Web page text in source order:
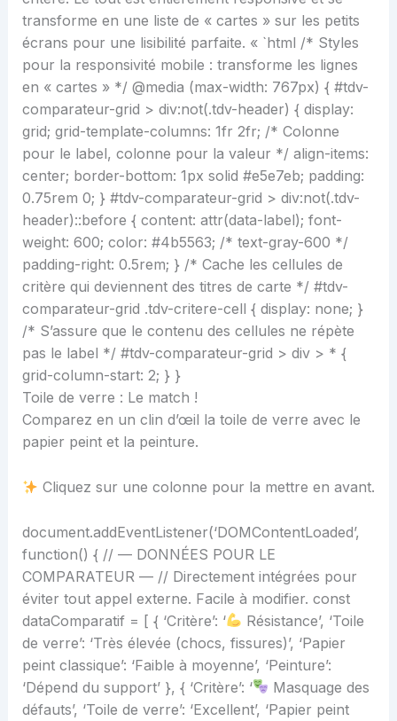
transforme en une liste de « cartes » sur les petits
écrans pour une lisibilité parfaite. « `html /* Styles
pour la responsivité mobile : transforme les lignes
en « cartes » */ @media (max-width: 767px) { #tdv-
comparateur-grid > div:not(.tdv-header) { display:
grid; grid-template-columns: 1fr 2fr; /* Colonne
pour le label, colonne pour la valeur */ align-items:
center; border-bottom: 1px solid #e5e7eb; padding:
0.75rem 0; } #tdv-comparateur-grid > div:not(.tdv-
header)::before { content: attr(data-label); font-
weight: 600; color: #4b5563; /* text-gray-600 */
padding-right: 0.5rem; } /* Cache les cellules de
critère qui deviennent des titres de carte */ #tdv-
comparateur-grid .tdv-critere-cell { display: none; }
/* S’assure que le contenu des cellules ne répète
pas le label */ #tdv-comparateur-grid > div > * {
grid-column-start: 2; } }
Toile de verre : Le match !
Comparez en un clin d’œil la toile de verre avec le
papier peint et la peinture.
Cliquez sur une colonne pour la mettre en avant.
document.addEventListener(‘DOMContentLoaded’,
function() { // — DONNÉES POUR LE
COMPARATEUR — // Directement intégrées pour
éviter tout appel externe. Facile à modifier. const
dataComparatif = [ { ‘Critère’: ‘
Résistance’, ‘Toile
de verre’: ‘Très élevée (chocs, fissures)’, ‘Papier
peint classique’: ‘Faible à moyenne’, ‘Peinture’:
‘Dépend du support’ }, { ‘Critère’: ‘
Masquage des
défauts’, ‘Toile de verre’: ‘Excellent’, ‘Papier peint